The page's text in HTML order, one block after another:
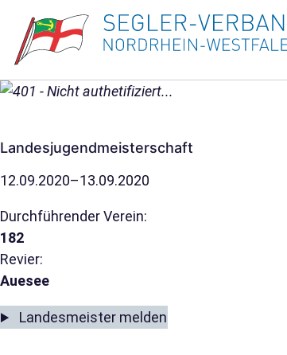
Landesjugendmeisterschaft
12.09.2020–13.09.2020
Durchführender Verein:
182
Revier:
Auesee
Landesmeister melden